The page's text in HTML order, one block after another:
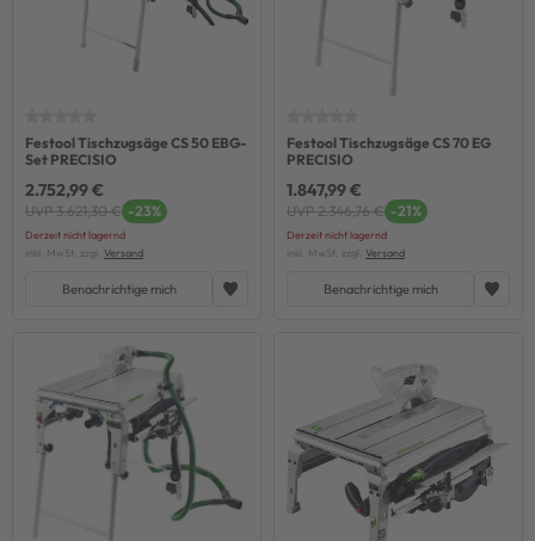
Festool Tischzugsäge CS 50 EBG-
Set PRECISIO
2.752,99 €
UVP 3.621,30 € -23%
Derzeit nicht lagernd
inkl. MwSt. zzgl. Versand
Benachrichtige mich
Festool Tischzugsäge CS 70 EG
PRECISIO
1.847,99 €
UVP 2.346,76 € -21%
Derzeit nicht lagernd
inkl. MwSt. zzgl. Versand
Benachrichtige mich